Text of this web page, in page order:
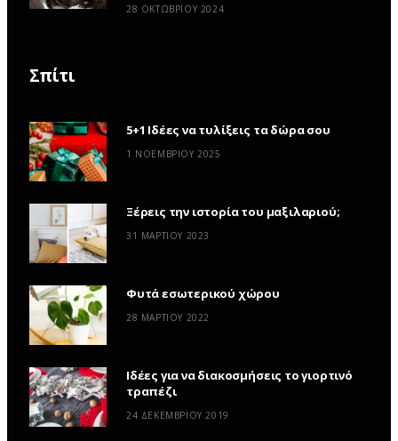
28 ΟΚΤΩΒΡΊΟΥ 2024
Σπίτι
5+1 Ιδέες να τυλίξεις τα δώρα σου
1 ΝΟΕΜΒΡΊΟΥ 2025
Ξέρεις την ιστορία του μαξιλαριού;
31 ΜΑΡΤΊΟΥ 2023
Φυτά εσωτερικού χώρου
28 ΜΑΡΤΊΟΥ 2022
Ιδέες για να διακοσμήσεις το γιορτινό
τραπέζι
24 ΔΕΚΕΜΒΡΊΟΥ 2019